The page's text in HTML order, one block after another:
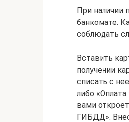
При наличии
банкомате.
соблюдать
Вставить
получении
списать с
либо
вами
ГИБДД».